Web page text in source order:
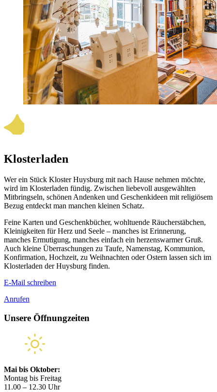
Klosterladen
Wer ein Stück Kloster Huysburg mit nach Hause nehmen möchte,
wird im Klosterladen fündig. Zwischen liebevoll aus­ge­wählten
Mitbringseln, schönen Andenken und Geschenkideen mit religiösem
Bezug entdeckt man manchen kleinen Schatz.
Feine Karten und Geschenk­bücher, wohl­tuende Räucher­stäbchen,
Kleinig­keiten für Herz und Seele – manches ist Erinnerung,
manches Ermutigung, manches einfach ein herzens­warmer Gruß.
Auch kleine Überraschungen zu Taufe, Namens­tag, Kommunion,
Konfirmation, Hochzeit, zu Weihnachten oder Ostern lassen sich im
Kloster­laden der Huysburg finden.
E-Mail schreiben
Anrufen
Unsere Öffnungzeiten
Mai bis Oktober:
Montag bis Freitag
11.00 – 12.30 Uhr